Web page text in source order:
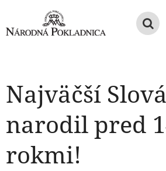
Najväčší
narodil pred
rokmi!